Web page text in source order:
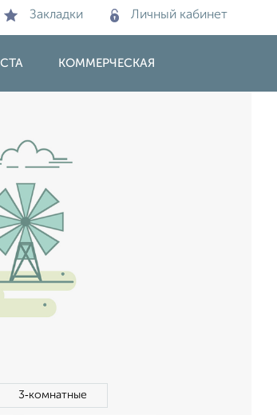
Закладки Личный кабинет
КОММЕРЧЕСКАЯ
3‑комнатные